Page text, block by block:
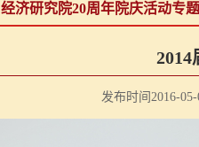
经济研究院20周年院庆活动专
2014
发布时间2016-